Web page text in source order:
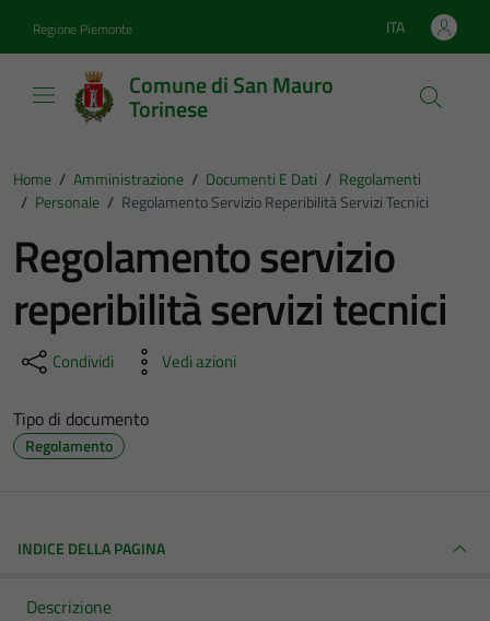
Regione Piemonte Lingua attiva:
ITA
Comune di San Mauro
Torinese
Home / Amministrazione / Documenti E Dati / Regolamenti
/ Personale / Regolamento Servizio Reperibilità Servizi Tecnici
Regolamento servizio
reperibilità servizi tecnici
Condividi Vedi azioni
Tipo di documento
Regolamento
INDICE DELLA PAGINA
Descrizione